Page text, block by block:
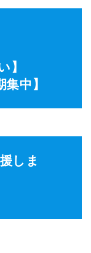
】
中】
しま